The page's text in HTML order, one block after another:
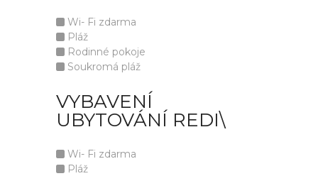
Wi- Fi zdarma
Pláž
Rodinné pokoje
Soukromá pláž
VYBAVENÍ
UBYTOVÁNÍ REDI\
Wi- Fi zdarma
Pláž